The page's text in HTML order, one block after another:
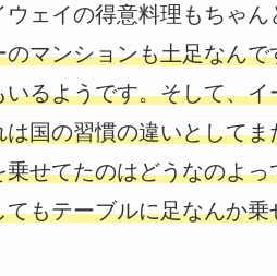
ェイの得意料理もちゃん
マンションも土足なん
るようです。そして、
国の習慣の違いとして
せてたのはどうなのよ
もテーブルに足なんか